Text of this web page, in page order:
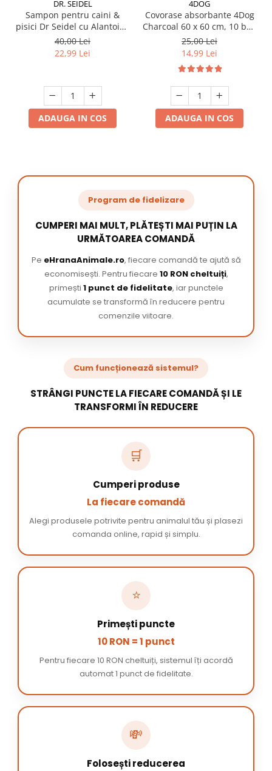
DR. SEIDEL
Sampon pentru caini &
pisici Dr Seidel cu Alantoina
220 ml
40,00 Lei
22,99 Lei
ADAUGA IN COS
4DOG
Covorase absorbante 4Dog
Charcoal 60 x 60 cm, 10 buc
/ pachet
25,00 Lei
14,99 Lei
ADAUGA IN COS
Program de fidelizare
CUMPERI MAI MULT, PLĂTEȘTI MAI PUȚIN LA
URMĂTOAREA COMANDĂ
Pe eHranaAnimale.ro, fiecare comandă te ajută să
economisești. Pentru fiecare 10 RON cheltuiți,
primești 1 punct de fidelitate, iar punctele
acumulate se transformă în reducere pentru
comenzile viitoare.
Cum funcționează sistemul?
STRÂNGI PUNCTE LA FIECARE COMANDĂ ȘI LE
TRANSFORMI ÎN REDUCERE
🛒
Cumperi produse
La fiecare comandă
Alegi produsele potrivite pentru animalul tău și plasezi
comanda online, rapid și simplu.
⭐
Primești puncte
10 RON = 1 punct
Pentru fiecare 10 RON cheltuiți, sistemul îți acordă
automat 1 punct de fidelitate.
💸
Folosești reducerea